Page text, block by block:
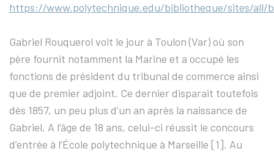
https://www.polytechnique.edu/bibliotheque/sites/
Gabriel Rouquerol voit le jour à Toulon (Var) où son
père fournit notamment la Marine et a occupé les
fonctions de président du tribunal de commerce ainsi
que de premier adjoint. Ce dernier disparait toutefois
dès 1857, un peu plus d’un an après la naissance de
Gabriel. A l’âge de 18 ans, celui-ci réussit le concours
d’entrée à l’École polytechnique à Marseille [1]. Au